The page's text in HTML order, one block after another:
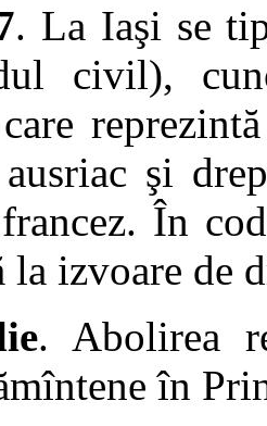
. La Iaşi se
civil),
şi
În
la izvoare de
. Abolirea
în